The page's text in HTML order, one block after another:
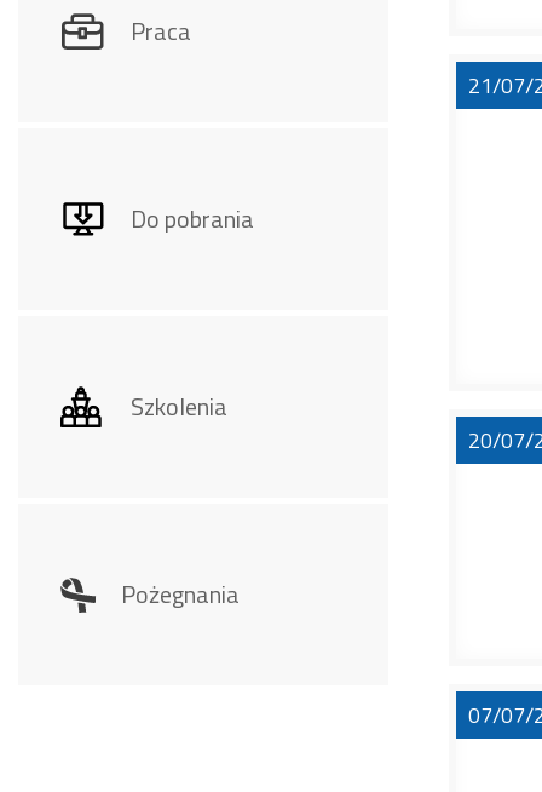
Praca
Do pobrania
Szkolenia
Pożegnania
21/07/
20/07/
07/07/